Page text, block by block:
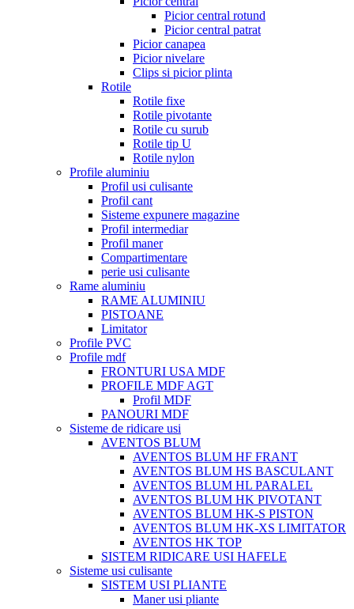
Picior central rotund
Picior central patrat
Picior canapea
Picior nivelare
Clips si picior plinta
Rotile
Rotile fixe
Rotile pivotante
Rotile cu surub
Rotile tip U
Rotile nylon
Profile aluminiu
Profil usi culisante
Profil cant
Sisteme expunere magazine
Profil intermediar
Profil maner
Compartimentare
perie usi culisante
Rame aluminiu
RAME ALUMINIU
PISTOANE
Limitator
Profile PVC
Profile mdf
FRONTURI USA MDF
PROFILE MDF AGT
Profil MDF
PANOURI MDF
Sisteme de ridicare usi
AVENTOS BLUM
AVENTOS BLUM HF FRANT
AVENTOS BLUM HS BASCULANT
AVENTOS BLUM HL PARALEL
AVENTOS BLUM HK PIVOTANT
AVENTOS BLUM HK-S PISTON
AVENTOS BLUM HK-XS LIMITATOR
AVENTOS HK TOP
SISTEM RIDICARE USI HAFELE
Sisteme usi culisante
SISTEM USI PLIANTE
Maner usi pliante